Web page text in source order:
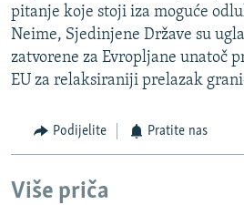
pitanje koje stoji iza moguće
Neime, Sjedinjene Države su
zatvorene za Evropljane unatoč
EU za relaksiraniji prelazak
Podijelite Pratite nas
Više priča